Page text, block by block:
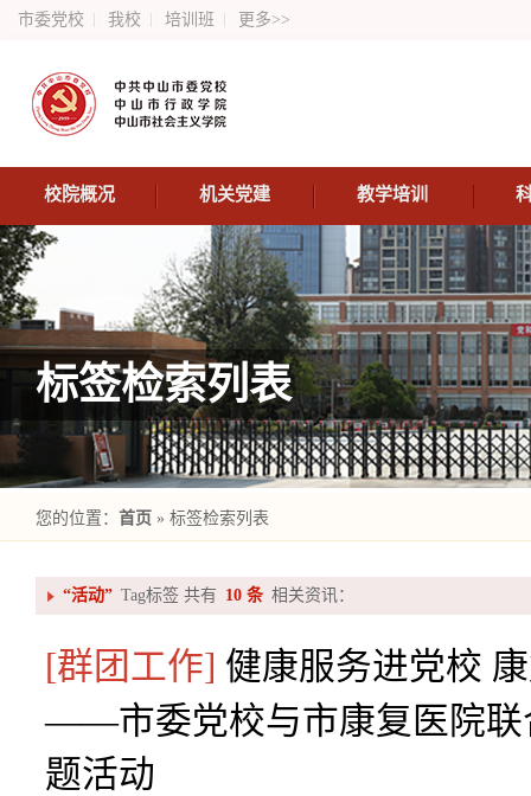
市委党校 我校 培训班 更多>>
校院概况 机关党建 教学培训
标签检索列表
您的位置： 首页 » 标签检索列表
“活动” Tag标签 共有 10 条 相关资讯：
[群团工作] 健康服务进党校
——市委党校与市康复医院联
题活动